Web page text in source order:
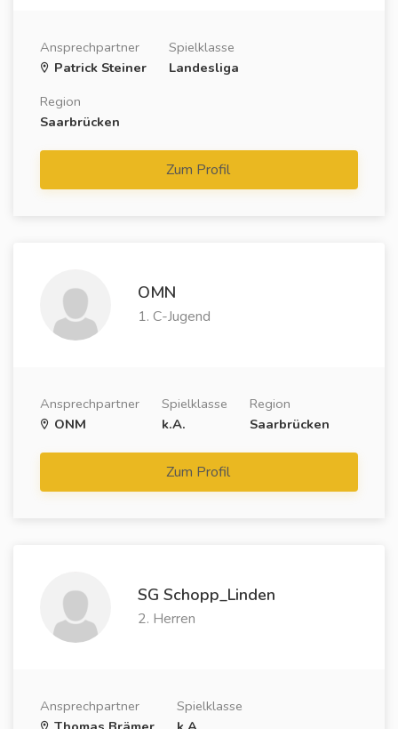
Ansprechpartner
Patrick Steiner
Spielklasse
Landesliga
Region
Saarbrücken
Zum Profil
OMN
1. C-Jugend
Ansprechpartner
ONM
Spielklasse
k.A.
Region
Saarbrücken
Zum Profil
SG Schopp_Linden
2. Herren
Ansprechpartner
Spielklasse